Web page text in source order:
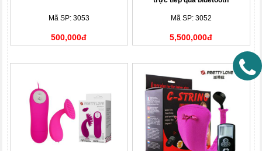
Mã SP: 3053
500,000đ
Mã SP: 3052
5,500,000đ